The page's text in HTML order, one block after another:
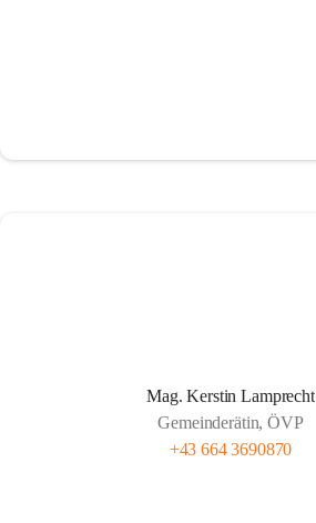
Mag. Kerstin Lamprecht
Gemeinderätin, ÖVP
+43 664 3690870